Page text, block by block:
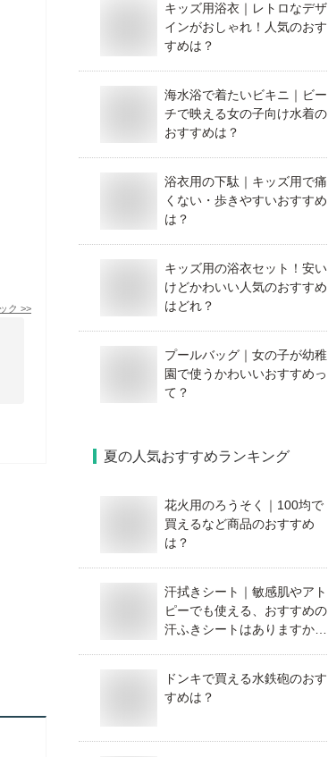
ク >>
キッズ用浴衣｜レトロなデザ
インがおしゃれ！人気のおす
すめは？
海水浴で着たいビキニ｜ビー
チで映える女の子向け水着の
おすすめは？
浴衣用の下駄｜キッズ用で痛
くない・歩きやすいおすすめ
は？
キッズ用の浴衣セット！安い
けどかわいい人気のおすすめ
はどれ？
プールバッグ｜女の子が幼稚
園で使うかわいいおすすめっ
て？
夏の人気おすすめランキング
花火用のろうそく｜100均で
買えるなど商品のおすすめ
は？
汗拭きシート｜敏感肌やアト
ピーでも使える、おすすめの
汗ふきシートはありますか？
ドンキで買える水鉄砲のおす
すめは？